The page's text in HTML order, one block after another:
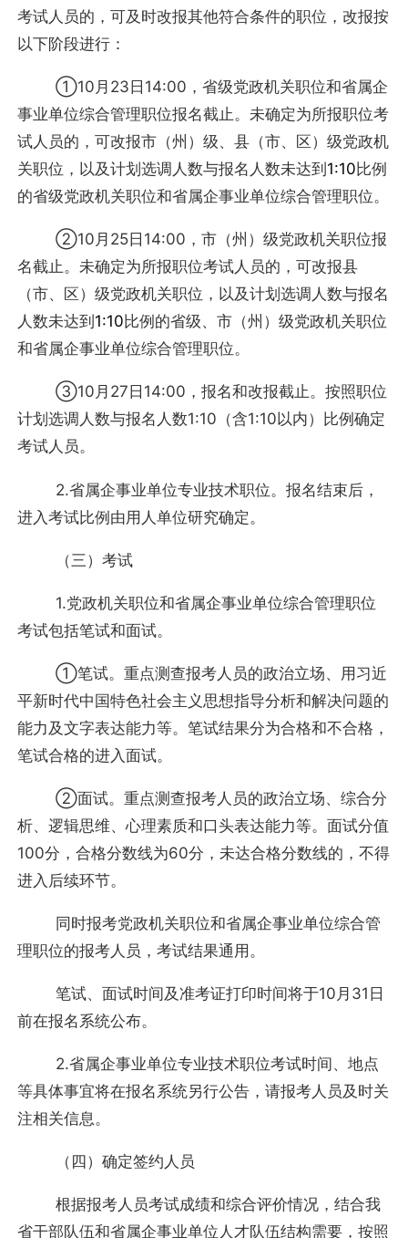
考试人员的，可及时改报其他符合条件的职位，改报按
以下阶段进行：
①10月23日14:00，省级党政机关职位和省属企
事业单位综合管理职位报名截止。未确定为所报职位考
试人员的，可改报市（州）级、县（市、区）级党政机
关职位，以及计划选调人数与报名人数未达到1:10比例
的省级党政机关职位和省属企事业单位综合管理职位。
②10月25日14:00，市（州）级党政机关职位报
名截止。未确定为所报职位考试人员的，可改报县
（市、区）级党政机关职位，以及计划选调人数与报名
人数未达到1:10比例的省级、市（州）级党政机关职位
和省属企事业单位综合管理职位。
③10月27日14:00，报名和改报截止。按照职位
计划选调人数与报名人数1:10（含1:10以内）比例确定
考试人员。
2.省属企事业单位专业技术职位。报名结束后，
进入考试比例由用人单位研究确定。
（三）考试
1.党政机关职位和省属企事业单位综合管理职位
考试包括笔试和面试。
①笔试。重点测查报考人员的政治立场、用习近
平新时代中国特色社会主义思想指导分析和解决问题的
能力及文字表达能力等。笔试结果分为合格和不合格，
笔试合格的进入面试。
②面试。重点测查报考人员的政治立场、综合分
析、逻辑思维、心理素质和口头表达能力等。面试分值
100分，合格分数线为60分，未达合格分数线的，不得
进入后续环节。
同时报考党政机关职位和省属企事业单位综合管
理职位的报考人员，考试结果通用。
笔试、面试时间及准考证打印时间将于10月31日
前在报名系统公布。
2.省属企事业单位专业技术职位考试时间、地点
等具体事宜将在报名系统另行公告，请报考人员及时关
注相关信息。
（四）确定签约人员
根据报考人员考试成绩和综合评价情况，结合我
省干部队伍和省属企事业单位人才队伍结构需要，按照